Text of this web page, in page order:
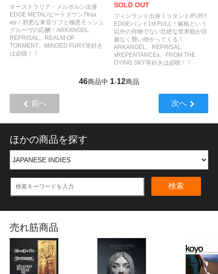
オーストラリア・メルボルン出身
EDGE METAL/ビートダウン7trax
ep！邪悪な単音リフと極悪モッシュ
グルーヴの応酬！ARKANGEL、
REPRISAL、REALM OF
TORMENT、MINDED FURY等好き
は必聴！！
SOLD OUT
フィンランド出身ミリタント/FURY
EDGEバンド1st FULL！厳格という
以外の何物でない壮絶な世界観が容
赦なく襲い掛かってくる！
ARKANGEL、REPRISAL、
xREPENTANCEx、FROM THE
DYING SKY等好きは必聴！！
46商品中 1-12商品
前へ 次へ
ほかの商品を探す
検索
売れ筋商品